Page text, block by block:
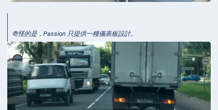
奇怪的是，Passion 只提供一種儀表板設計。